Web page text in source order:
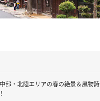
部・北陸エリアの春の絶景＆風物